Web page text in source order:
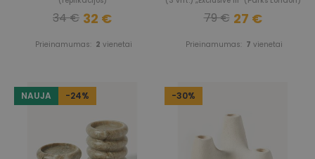
Prieinamumas: 2 vienetai
34 € 32 €
Prieinamumas: 7 vienetai
79 € 27 €
NAUJA -24% -30%